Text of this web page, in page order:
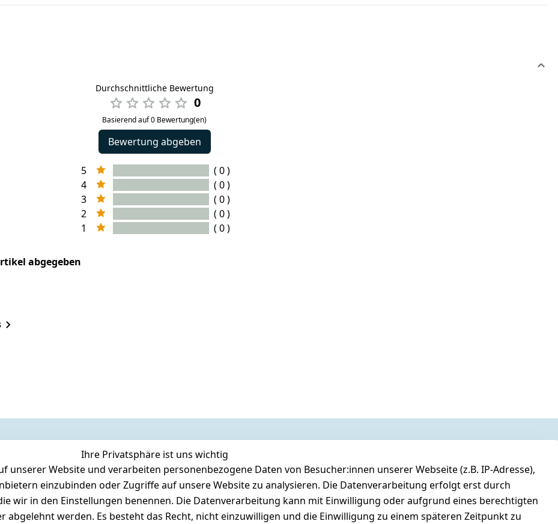
Durchschnittliche Bewertung
0
Basierend auf 0 Bewertung(en)
Bewertung abgeben
5
( 0 )
4
( 0 )
3
( 0 )
2
( 0 )
1
( 0 )
abgegeben
Ihre Privatsphäre ist uns wichtig
unserer Website und verarbeiten personenbezogene Daten von Besucher:innen unserer Webseite (z.B. IP-Adresse),
einzubinden oder Zugriffe auf unsere Website zu analysieren. Die Datenverarbeitung erfolgt erst durch
wir in den Einstellungen benennen. Die Datenverarbeitung kann mit Einwilligung oder aufgrund eines berechtigten
werden. Es besteht das Recht, nicht einzuwilligen und die Einwilligung zu einem späteren Zeitpunkt zu